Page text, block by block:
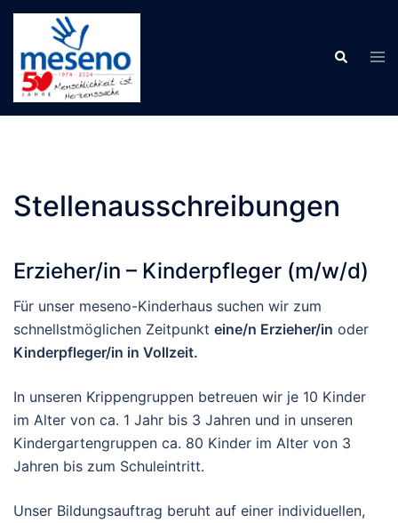
Skip
content
Search
Stellenausschreibungen
Erzieher/in – Kinderpfleger (m/w/d)
Für unser meseno-Kinderhaus suchen wir zum
schnellstmöglichen Zeitpunkt eine/n Erzieher/in oder
Kinderpfleger/in in Vollzeit.
In unseren Krippengruppen betreuen wir je 10 Kinder
im Alter von ca. 1 Jahr bis 3 Jahren und in unseren
Kindergartengruppen ca. 80 Kinder im Alter von 3
Jahren bis zum Schuleintritt.
Unser Bildungsauftrag beruht auf einer individuellen,